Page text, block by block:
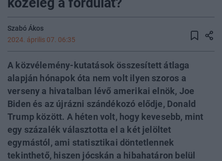
Szabó Ákos
2024. április 07. 06:35
A közvélemény-kutatások összesített átlaga
alapján hónapok óta nem volt ilyen szoros a
verseny a hivatalban lévő amerikai elnök, Joe
Biden és az újrázni szándékozó elődje, Donald
Trump között. A héten volt, hogy kevesebb, mint
egy százalék választotta el a két jelöltet
egymástól, ami statisztikai döntetlennek
tekinthető, hiszen jócskán a hibahatáron belül